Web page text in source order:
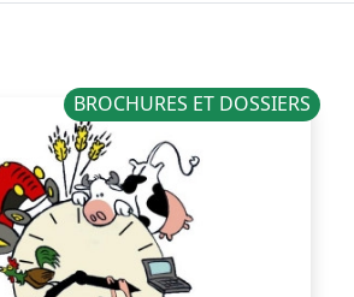
BROCHURES ET DOSSIERS